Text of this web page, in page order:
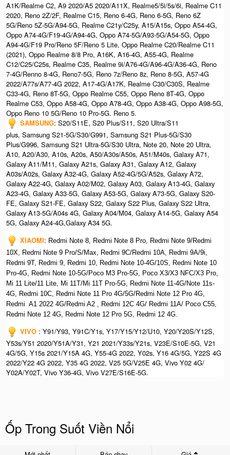
A1K/Realme C2, A9 2020/A5 2020/A11X, Realme5/5i/5s/6i, Realme C11
2020, Reno 2Z/2F, Realme C15, Reno 6-4G, Reno 6-5G, Reno 6Z
5G/Reno 5Z-5G/A94-5G, Realme C21y/C25y, A15/A15s, Oppo A54-4G,
Oppo A74-4G/F19-4G/A94-4G, Oppo A74-5G/A93-5G/A54-5G, Oppo
A94-4G/F19 Pro/Reno 5F/Reno 5 Lite, Oppo Realme C20/Realme C11
(2021), Oppo Realme 8/8 Pro, A16K, A16-4G, A55-4G, Realme
C12/C25/C25s, Realme C35, Realme 9i/A76-4G/A96-4G/A36-4G, Reno
7-4G/Renno 8-4G, Reno7-5G, Reno 7z/Reno 8z, Reno 8-5G, A57-4G
2022/A77s/A77-4G 2022, A17-4G/A17K, Realme C30/C30S, Realme
C33-4G, Reno 8T-5G, Oppo Realme C55, Oppo Reno 8T-4G, Oppo
Realme C53, Oppo A58-4G, Oppo A78-4G, Oppo A38-4G, Oppo A98-5G,
Oppo Reno 10 5G/Reno 10 Pro-5G. Reno 5.
SAMSUNG: S20/S11E, S20 Plus/S11, S20 Ultra/S11
plus, Samsung S21-5G/S30/G991, Samsung S21 Plus-5G/S30
Plus/G996, Samsung S21 Ultra-5G/S30 Ultra, Note 20, Note 20 Ultra,
A10, A20/A30, A10s, A20s, A50/A30s/A50s, A51/M40s, Galaxy A71,
Galaxy A11/M11, Galaxy A21s, Galaxy A31, Galaxy A12, Galaxy
A03s/A02s, Galaxy A32-4G, Galaxy A52-4G/5G/A52s, Galaxy A72,
Galaxy A22-4G, Galaxy A02/M02, Galaxy A03, Galaxy A13-4G, Galaxy
A23-4G, Galaxy A33-5G, Galaxy A53-5G, Galaxy A73-5G, Galaxy S20-
FE, Galaxy S21-FE, Galaxy S22, Galaxy S22 Plus, Galaxy S22 Ultra,
Galaxy A13-5G/A04s 4G, Galaxy A04/M04, Galaxy A14-5G, Galaxy A54
5G, Galaxy A24-4G,Galaxy A34 5G.
XIAOMI: Redmi Note 8, Redmi Note 8 Pro, Redmi Note 9/Redmi
10X, Redmi Note 9 Pro/S/Max, Redmi 9C/Redmi 10A, Redmi 9A/9i,
Redmi 9T, Redmi 9, Redmi 10, Redmi Note 10-4G/10S, Redmi Note 10
Pro-4G, Redmi Note 10-5G/Poco M3 Pro-5G, Poco X3/X3 NFC/X3 Pro,
Mi 11 Lite/11 Lite, Mi 11T/Mi 11T Pro-5G, Redmi Note 11-4G/Note 11s-
4G, Redmi 10C, Redmi Note 11 Pro 4G/5G/Redmi Note 12 Pro 4G,
Redmi A1 2022 4G/Redmi A2 , Redmi 12C 4G/ Redmi 11A/ Poco C55,
Redmi Note 12 4G, Redmi Note 12 Pro 5G, Redmi 12 4G.
VIVO : Y91/Y93, Y91C/Y1s, Y17/Y15/Y12/U10, Y20/Y20S/Y12S,
Y53s/Y51 2020/Y51A/Y31, Y21 2021/Y33s/Y21s, V23E/S10E-5G, V21
4G/5G, Y15s 2021/Y15A 4G, Y55-4G 2022, Y02s, Y16 4G/5G, Y22S 4G
2022/Y22 4G 2022, Y35 4G 2022, V25 5G/V25E 4G, Vivo Y02 4G/
Y02A/Y02T, Vivo Y36-4G, Vivo V27E/S16E-5G.
Ốp Trong Suốt Viền Nổi